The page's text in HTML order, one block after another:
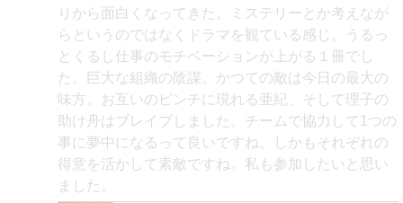
りから面白くなってきた。ミステリーとか考えなが
らというのではなくドラマを観ている感じ。うるっ
とくるし仕事のモチベーションが上がる１冊でし
た。巨大な組織の陰謀。かつての敵は今日の最大の
味方。お互いのピンチに現れる亜紀、そして理子の
助け舟はブレイブしました。チームで協力して1つの
事に夢中になるって良いですね。しかもそれぞれの
得意を活かして素敵ですね。私も参加したいと思い
ました。